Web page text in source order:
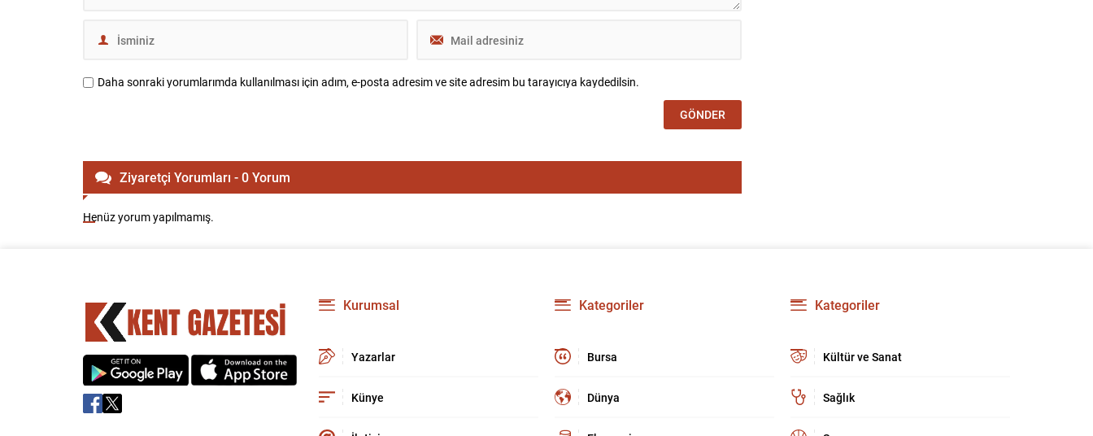
Daha sonraki yorumlarımda kullanılması için adım, e-posta adresim ve site adresim bu tarayıcıya kaydedilsin.
Ziyaretçi Yorumları - 0 Yorum
Henüz yorum yapılmamış.
Kurumsal
Yazarlar
Künye
Kategoriler
Bursa
Dünya
Kategoriler
Kültür ve Sanat
Sağlık